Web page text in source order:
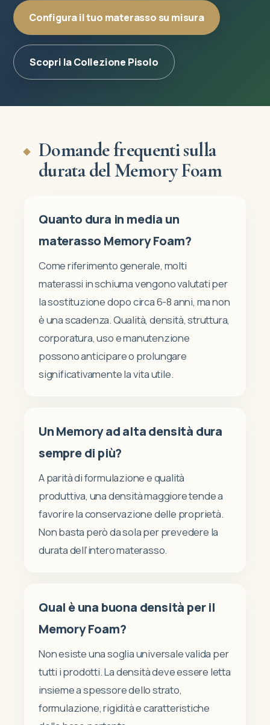
Configura il tuo materasso su misura
Scopri la Collezione Pisolo
Domande frequenti sulla
durata del Memory Foam
Quanto dura in media un
materasso Memory Foam?
Come riferimento generale, molti
materassi in schiuma vengono valutati per
la sostituzione dopo circa 6-8 anni, ma non
è una scadenza. Qualità, densità, struttura,
corporatura, uso e manutenzione
possono anticipare o prolungare
significativamente la vita utile.
Un Memory ad alta densità dura
sempre di più?
A parità di formulazione e qualità
produttiva, una densità maggiore tende a
favorire la conservazione delle proprietà.
Non basta però da sola per prevedere la
durata dell’intero materasso.
Qual è una buona densità per il
Memory Foam?
Non esiste una soglia universale valida per
tutti i prodotti. La densità deve essere letta
insieme a spessore dello strato,
formulazione, rigidità e caratteristiche